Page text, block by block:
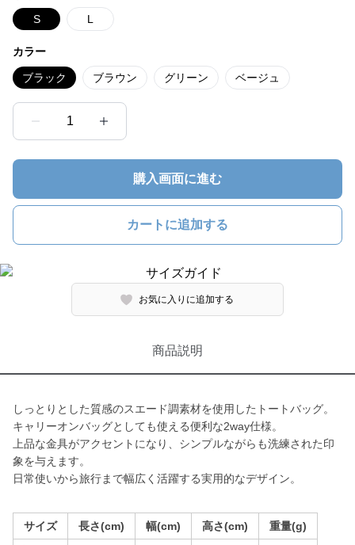
S L
カラー
ブラック ブラウン グリーン ベージュ
1
購入画面に進む
カートに追加する
お気に入りに追加する
商品説明
しっとりとした質感のスエード調素材を使用したトートバッグ。
キャリーオンバッグとしても使える便利な2way仕様。
上品な金具がアクセントになり、シンプルながらも洗練された印
象を与えます。
日常使いから旅行まで幅広く活躍する実用的なデザイン。
サイズ 長さ(cm) 幅(cm) 高さ(cm) 重量(g)